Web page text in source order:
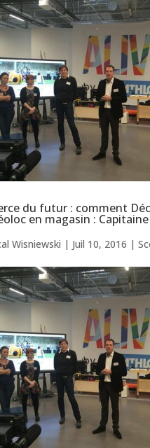
du futur : comment
en magasin :
Wisniewski | Juil 10, 2016 |